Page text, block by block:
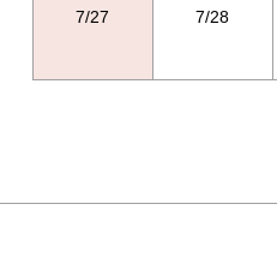
7/27 7/28